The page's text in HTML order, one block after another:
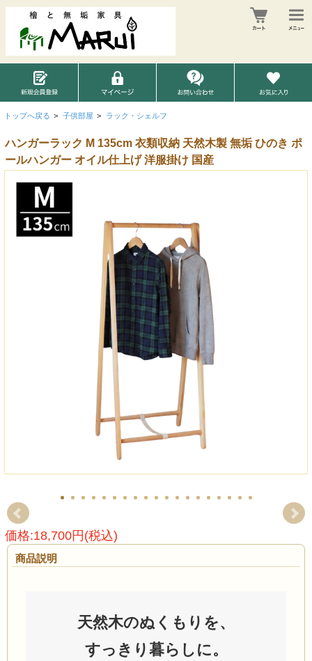
トップへ戻る > 子供部屋 > ラック・シェルフ
ハンガーラック M 135cm 衣類収納 天然木製 無垢 ひのき ポ
ールハンガー オイル仕上げ 洋服掛け 国産
価格:18,700円(税込)
商品説明
天然木のぬくもりを、
すっきり暮らしに。